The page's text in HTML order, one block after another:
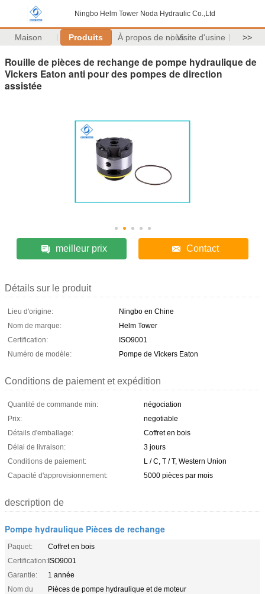
Ningbo Helm Tower Noda Hydraulic Co.,Ltd
Maison Produits À propos de nousVisite d'usine >>
Rouille de pièces de rechange de pompe hydraulique de
Vickers Eaton anti pour des pompes de direction
assistée
meilleur prix Contact
Détails sur le produit
Lieu d'origine:
Ningbo en Chine
Nom de marque:
Helm Tower
Certification:
ISO9001
Numéro de modèle:
Pompe de Vickers Eaton
Conditions de paiement et expédition
Quantité de commande min:
négociation
Prix:
negotiable
Détails d'emballage:
Coffret en bois
Délai de livraison:
3 jours
Conditions de paiement:
L / C, T / T, Western Union
Capacité d'approvisionnement:
5000 pièces par mois
description de
Pompe hydraulique Pièces de rechange
Paquet:
Coffret en bois
Certification:ISO9001
Garantie:
1 année
Nom du
Pièces de pompe hydraulique et de moteur